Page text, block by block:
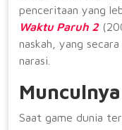
penceritaan yang
Waktu Paruh 2
naskah, yang
narasi.
Saat game dunia